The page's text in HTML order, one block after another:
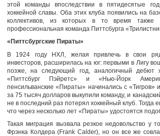
этой команды впоследствии в пятидесятые
хоккейной славы. Оба этих клуба появились на
коллективов, из которых в то время также
профессиональная команда Питтсбурга
«Питтсбургские Пираты»
В 1924 году НХЛ, желая привлечь в свои
инвесторов, расширилась на юг: первыми в Лигу
позже, на следующий год, аналогичный
«Питтсбург Пэйретс» и «Нью-Йорк
пенсильванские «Пираты» начинались с «Тигров»
за 75 тысяч долларов выкупили команду, и
не в последний раз потерял хоккейный клуб. Тогда
что через несколько лет «Пираты» удостоятся
Такая миграция вызвала резкое недовольство у
Фрэнка Колдера (Frank Calder), но он все же